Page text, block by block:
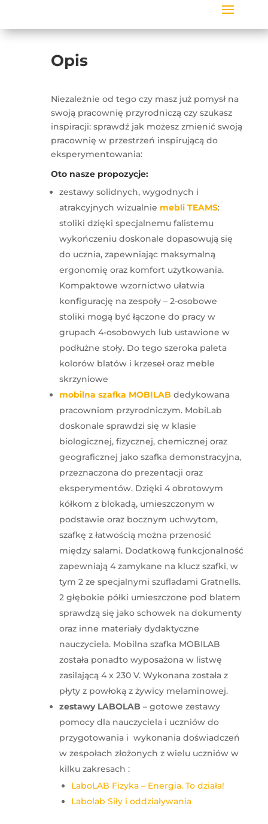
Opis
Niezależnie od tego czy masz już pomysł na
swoją pracownię przyrodniczą czy szukasz
inspiracji: sprawdź jak możesz zmienić swoją
pracownię w przestrzeń inspirującą do
eksperymentowania:
Oto nasze propozycje:
zestawy solidnych, wygodnych i
atrakcyjnych wizualnie mebli TEAMS:
stoliki dzięki specjalnemu falistemu
wykończeniu doskonale dopasowują się
do ucznia, zapewniając maksymalną
ergonomię oraz komfort użytkowania.
Kompaktowe wzornictwo ułatwia
konfigurację na zespoły – 2-osobowe
stoliki mogą być łączone do pracy w
grupach 4-osobowych lub ustawione w
podłużne stoły. Do tego szeroka paleta
kolorów blatów i krzeseł oraz meble
skrzyniowe
mobilna szafka MOBILAB dedykowana
pracowniom przyrodniczym. MobiLab
doskonale sprawdzi się w klasie
biologicznej, fizycznej, chemicznej oraz
geograficznej jako szafka demonstracyjna,
przeznaczona do prezentacji oraz
eksperymentów. Dzięki 4 obrotowym
kółkom z blokadą, umieszczonym w
podstawie oraz bocznym uchwytom,
szafkę z łatwością można przenosić
między salami. Dodatkową funkcjonalność
zapewniają 4 zamykane na klucz szafki, w
tym 2 ze specjalnymi szufladami Gratnells.
2 głębokie półki umieszczone pod blatem
sprawdzą się jako schowek na dokumenty
oraz inne materiały dydaktyczne
nauczyciela. Mobilna szafka MOBILAB
została ponadto wyposażona w listwę
zasilającą 4 x 230 V. Wykonana została z
płyty z powłoką z żywicy melaminowej.
zestawy LABOLAB – gotowe zestawy
pomocy dla nauczyciela i uczniów do
przygotowania i wykonania doświadczeń
w zespołach złożonych z wielu uczniów w
kilku zakresach :
LaboLAB Fizyka – Energia. To działa!
Labolab Siły i oddziaływania